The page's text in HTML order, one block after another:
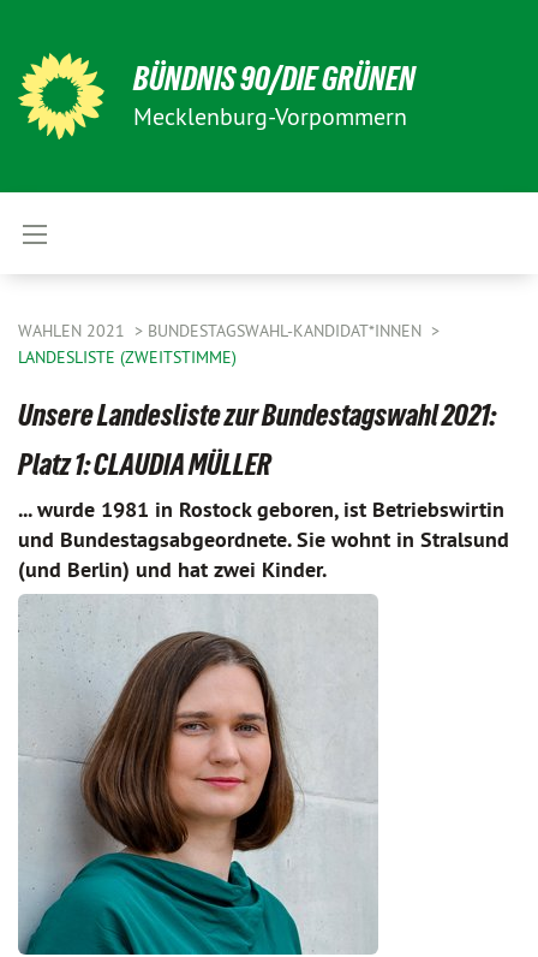
BÜNDNIS 90/DIE GRÜNEN
Mecklenburg-Vorpommern
WAHLEN 2021
BUNDESTAGSWAHL-KANDIDAT*INNEN
LANDESLISTE (ZWEITSTIMME)
Unsere Landesliste zur Bundestagswahl 2021:
Platz 1: CLAUDIA MÜLLER
... wurde 1981 in Rostock geboren, ist Betriebswirtin
und Bundestagsabgeordnete. Sie wohnt in Stralsund
(und Berlin) und hat zwei Kinder.